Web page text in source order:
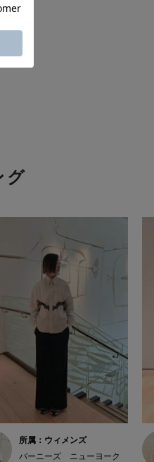
グ
所属：ウィメンズ
バーニーズ ニューヨーク